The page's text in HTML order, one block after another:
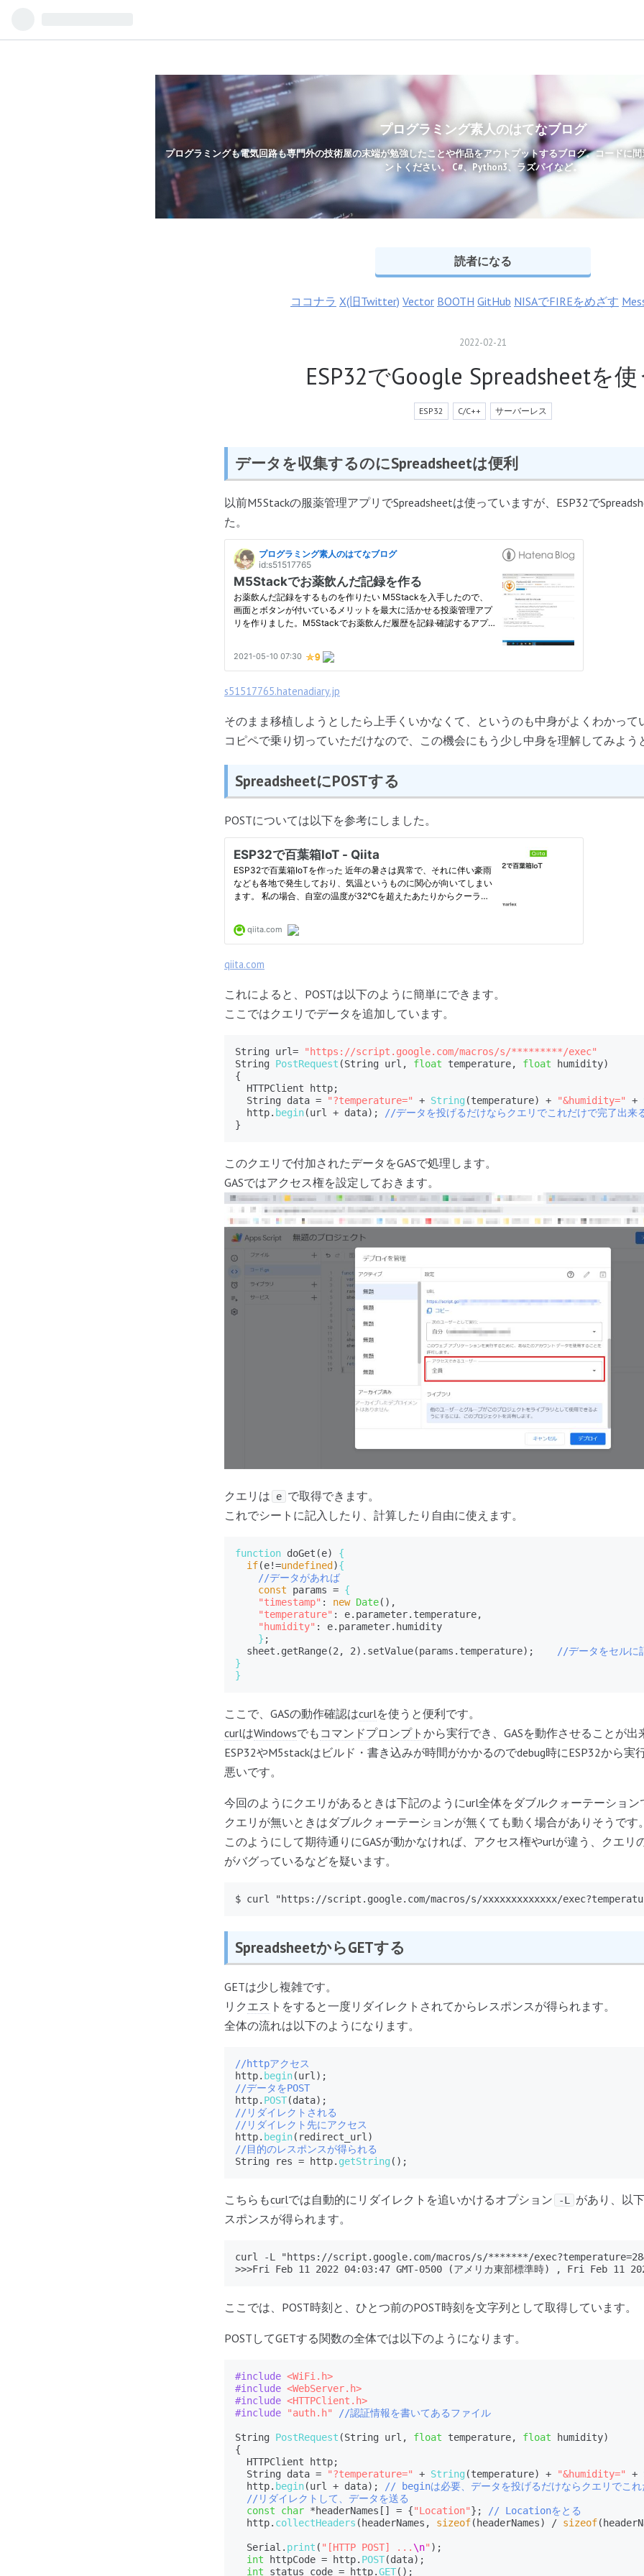
プログラミング素人のはてなブログ
プログラミングも電気回路も専門外の技術屋の末端が勉強したことや作品をアウトプットするブログ。コードに
ントください。 C#、Python3、ラズパイなど。
読者になる
ココナラ X(旧Twitter) Vector BOOTH GitHub NISAでFIREをめざす
2022-02-21
ESP32でGoogle Spreadsheetを使
ESP32 C/C++ サーバーレス
データを収集するのにSpreadsheetは便利
以前M5Stackの服薬管理アプリでSpreadsheetは使っていますが、ESP32で
た。
s51517765.hatenadiary.jp
そのまま移植しようとしたら上手くいかなくて、というのも中身がよくわかって
コピペで乗り切っていただけなので、この機会にもう少し中身を理解してみよう
SpreadsheetにPOSTする
POSTについては以下を参考にしました。
qiita.com
これによると、POSTは以下のように簡単にできます。
ここではクエリでデータを追加しています。
String url=
"https://script.google.com/macros/s/*********/exec"
String PostRequest (String url, float temperature, float humidity)
{
  HTTPClient http;
  String data =
"?temperature=" + String (temperature) + "&humidity=" +
  http.
begin(url + data);
//データを投げるだけならクエリでこれだけで完了出来
このクエリで付加されたデータをGASで処理します。
GASではアクセス権を設定しておきます。
クエリは e で取得できます。
これでシートに記入したり、計算したり自由に使えます。
function doGet(e) {
if(e!=undefined ){
//データがあれば
const params = {
"timestamp" : new Date(),
"temperature" : e.parameter.temperature,
"humidity" : e.parameter.humidity
} ;
  sheet.getRange(2, 2).setValue(params.temperature);
//データをセルに
}
}
ここで、GASの動作確認はcurlを使うと便利です。
curlはWindowsでも コマンドプロンプト から実行でき、GASを動作させることが出
ESP32やM5stackはビルド・書き込みが時間がかかるのでdebug時にESP32から実
悪いです。
今回のようにクエリがあるときは下記のようにurl全体をダブルクォーテーション
クエリが無いときはダブルクォーテーションが無くても動く場合がありそうです。
このようにして期待通りにGASが動かなければ、アクセス権やurlが違う、クエリ
がバグっているなどを疑います。
$ curl "https://script.google.com/macros/s/xxxxxxxxxxxxx/
SpreadsheetからGETする
GETは少し複雑です。
リク エス トをすると一度リダイレクトされてからレスポンスが得られます。
全体の流れは以下のようになります。
//httpアクセス
http. begin
//データをPOST
http. POST
//リダイレクトされる
//リダイレクト先にアクセス
http. begin
//目的のレスポンスが得られる
String res = http. getString
こちらもcurlでは自動的にリダイレクトを追いかけるオプション -L
があり、以
スポンスが得られます。
curl -L "https://script.google.com/macros/s/*******/
>>>Fri Feb 11 2022 04:03:47 GMT-0500 (アメリカ東部標準時) , Fri Feb 11
ここでは、POST時刻と、ひとつ前のPOST時刻を文字列として取得しています。
POSTしてGETする関数の全体では以下のようになります。
#include <WiFi.h>
#include <WebServer.h>
#include <HTTPClient.h>
#include
"auth.h" //認証情報を書いてあるファイル
String PostRequest (String url, float temperature, float humidity)
{
  HTTPClient http;
  String data =
"?temperature=" + String (temperature) + "&humidity=" +
  http.
begin(url + data);
// beginは必要、データを投げるだけならクエリでこれ
//リダイレクトして、データを送る
const
char *headerNames[] = {"Location"};
// Locationをとる
  http.
collectHeaders (headerNames, sizeof(headerNames) / sizeof
  Serial.
print ( "[HTTP POST] ...\n" );
int httpCode = http. POST(data);
int status_code = http.GET();